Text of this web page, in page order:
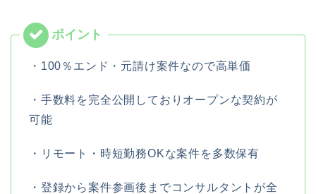
・100％エンド・元請け案件なので高単価
・手数料を完全公開しておりオープンな契約が
可能
・リモート・時短勤務OKな案件を多数保有
・登録から案件参画後までコンサルタントが全